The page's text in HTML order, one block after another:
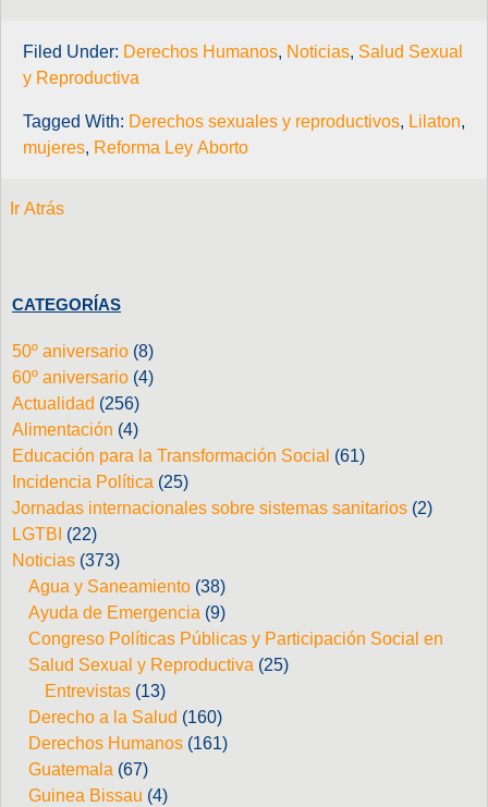
Filed Under: Derechos Humanos, Noticias, Salud Sexual
y Reproductiva
Tagged With: Derechos sexuales y reproductivos, Lilaton,
mujeres, Reforma Ley Aborto
Ir Atrás
CATEGORÍAS
50º aniversario (8)
60º aniversario (4)
Actualidad (256)
Alimentación (4)
Educación para la Transformación Social (61)
Incidencia Política (25)
Jornadas internacionales sobre sistemas sanitarios (2)
LGTBI (22)
Noticias (373)
Agua y Saneamiento (38)
Ayuda de Emergencia (9)
Congreso Políticas Públicas y Participación Social en
Salud Sexual y Reproductiva (25)
Entrevistas (13)
Derecho a la Salud (160)
Derechos Humanos (161)
Guatemala (67)
Guinea Bissau (4)